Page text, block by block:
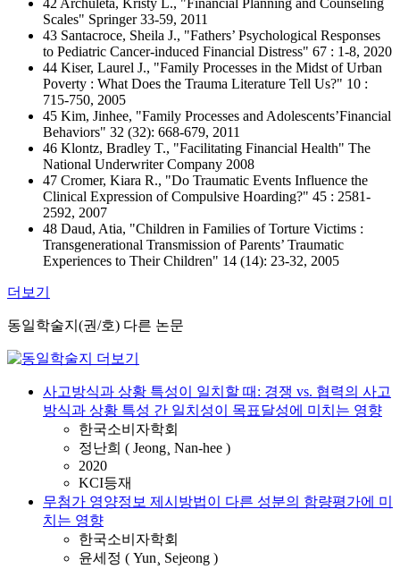
42 Archuleta, Kristy L., "Financial Planning and Counseling
Scales" Springer 33-59, 2011
43 Santacroce, Sheila J., "Fathers’ Psychological Responses
to Pediatric Cancer-induced Financial Distress" 67 : 1-8, 2020
44 Kiser, Laurel J., "Family Processes in the Midst of Urban
Poverty : What Does the Trauma Literature Tell Us?" 10 :
715-750, 2005
45 Kim, Jinhee, "Family Processes and Adolescents’Financial
Behaviors" 32 (32): 668-679, 2011
46 Klontz, Bradley T., "Facilitating Financial Health" The
National Underwriter Company 2008
47 Cromer, Kiara R., "Do Traumatic Events Influence the
Clinical Expression of Compulsive Hoarding?" 45 : 2581-
2592, 2007
48 Daud, Atia, "Children in Families of Torture Victims :
Transgenerational Transmission of Parents’ Traumatic
Experiences to Their Children" 14 (14): 23-32, 2005
더보기
동일학술지(권/호) 다른 논문
사고방식과 상황 특성이 일치할 때: 경쟁 vs. 협력의 사고
방식과 상황 특성 간 일치성이 목표달성에 미치는 영향
한국소비자학회
정난희 ( Jeong¸ Nan-hee )
2020
KCI등재
무첨가 영양정보 제시방법이 다른 성분의 함량평가에 미
치는 영향
한국소비자학회
윤세정 ( Yun¸ Sejeong )